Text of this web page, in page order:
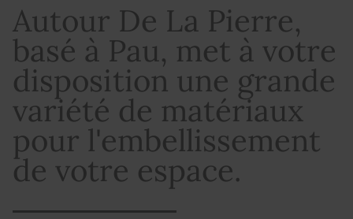
Autour De La Pierre,
basé à Pau, met à votre
disposition une grande
variété de matériaux
pour l'embellissement
de votre espace.